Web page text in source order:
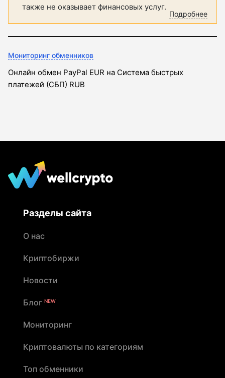
также не оказывает финансовых услуг.
Подробнее
Мониторинг обменников
Онлайн обмен PayPal EUR на Система быстрых
платежей (СБП) RUB
Разделы сайта
О нас
Криптобиржи
Новости
Блог NEW
Мониторинг
Криптовалюты по категориям
Топ обменники